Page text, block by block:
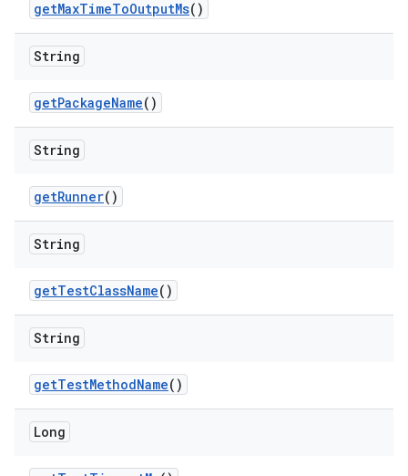
getMaxTimeToOutputMs()
String
getPackageName()
String
getRunner()
String
getTestClassName()
String
getTestMethodName()
Long